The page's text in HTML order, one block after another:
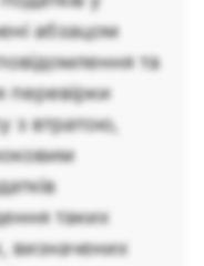
абзацом
та
перевірки
з втратою,
таких
визначених